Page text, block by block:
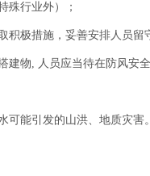
行业外）；
极措施，妥善安排人员留
物, 人员应当待在防风安全
能引发的山洪、地质灾害